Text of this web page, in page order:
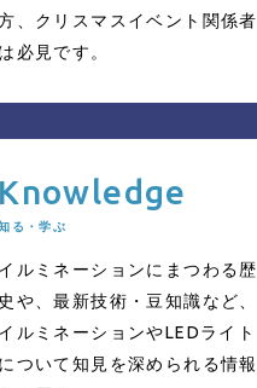
、クリスマスイベント関係者
は必見です。
Knowledge
る・学ぶ
イルミネーションにまつわる歴
史や、最新技術・豆知識など、
イルミネーションやLEDライト
について知見を深められる情報